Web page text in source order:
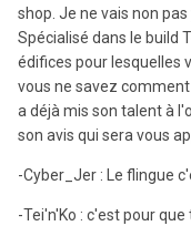
shop. Je ne vais non
Spécialisé dans le build
édifices pour lesquelles
vous ne savez
a déjà mis son talent à
son avis qui sera vous
-Cyber_Jer : Le flingue
-Tei'n'Ko : c'est pour